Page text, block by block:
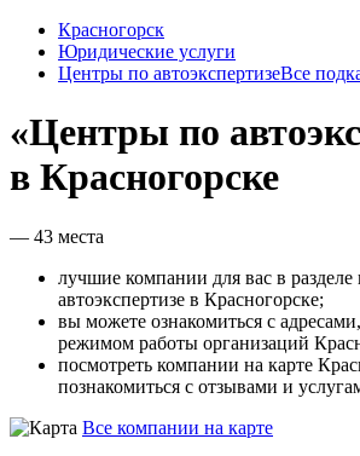
Красногорск
Юридические услуги
Центры по автоэкспертизеВсе
«Центры по
в Красногорске
— 43 места
лучшие компании для вас в
автоэкспертизе в Красногорске;
вы можете ознакомиться с
режимом работы организаций
посмотреть компании на карте
познакомиться с отзывами и
Все компании на карте